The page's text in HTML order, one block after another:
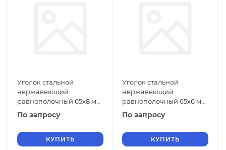
Уголок стальной
нержавеющий
равнополочный 65х8 мм
20Х13 ГОСТ 8509-93
По запросу
КУПИТЬ
Уголок стальной
нержавеющий
равнополочный 65х6 мм
20Х13 ГОСТ 8509-93
По запросу
КУПИТЬ